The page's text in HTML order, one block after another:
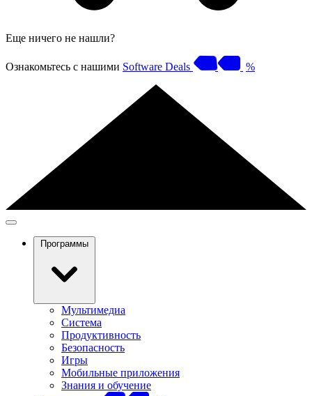
Еще ничего не нашли?
Ознакомьтесь с нашими Software Deals %
Программы
Мультимедиа
Система
Продуктивность
Безопасность
Игры
Мобильные приложения
Знания и обучение